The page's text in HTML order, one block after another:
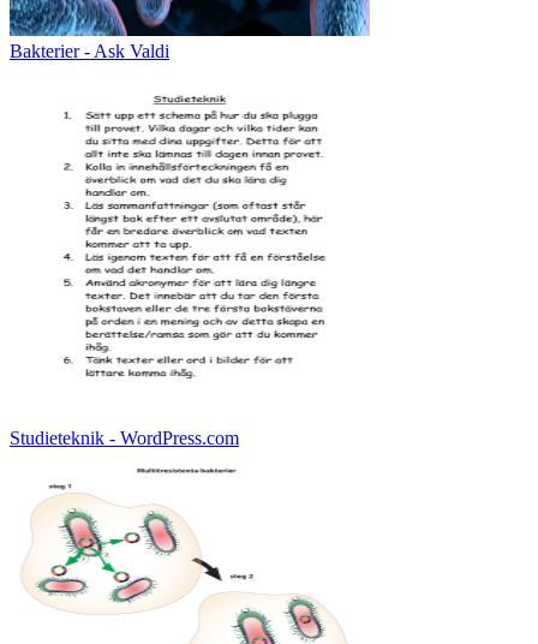
Bakterier - Ask Valdi
Studieteknik - WordPress.com